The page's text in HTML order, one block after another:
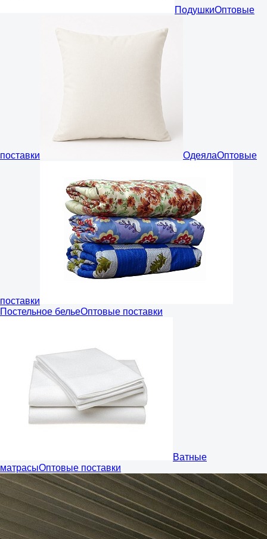
ПодушкиОптовые
поставки ОдеялаОптовые
поставки
Постельное бельеОптовые поставки
Ватные
матрасыОптовые поставки